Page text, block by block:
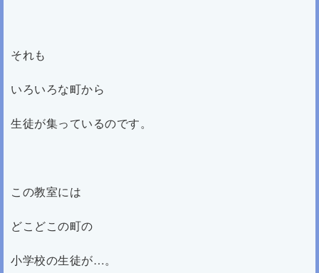
それも
いろいろな町から
生徒が集っているのです。
この教室には
どこどこの町の
小学校の生徒が…。